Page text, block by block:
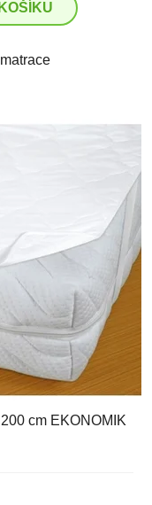
cm EKONOMIK